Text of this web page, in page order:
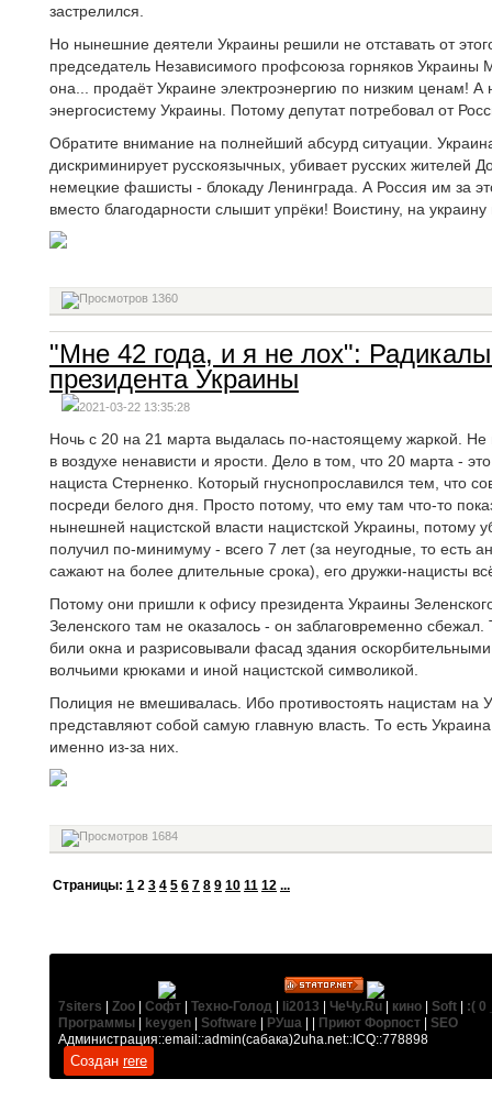
застрелился.
Но нынешние деятели Украины решили не отставать от
председатель Независимого профсоюза горняков
она... продаёт Украине электроэнергию по низким ценам! А
энергосистему Украины. Потому депутат потребовал от
Обратите внимание на полнейший абсурд ситуации.
дискриминирует русскоязычных, убивает русских жителей
немецкие фашисты - блокаду Ленинграда. А Россия им за
вместо благодарности слышит упрёки! Воистину, на
1360
"Мне 42 года, и я не лох":
президента Украины
2021-03-22 13:35:28
Ночь с 20 на 21 марта выдалась по-настоящему жаркой. Не
в воздухе ненависти и ярости. Дело в том, что 20 марта -
нациста Стерненко. Который гнуснопрославился тем, что
посреди белого дня. Просто потому, что ему там что-то
нынешней нацистской власти нацистской Украины, потому
получил по-минимуму - всего 7 лет (за неугодные, то есть
сажают на более длительные срока), его дружки-нацисты
Потому они пришли к офису президента Украины
Зеленского там не оказалось - он заблаговременно сбежал.
били окна и разрисовывали фасад здания
волчьими крюками и иной нацистской символикой.
Полиция не вмешивалась. Ибо противостоять нацистам на
представляют собой самую главную власть. То есть
именно из-за них.
1684
Cтраницы: 1 2 3 4 5 6 7 8 9 10 11 12 ...
7siters Zoo Софт Техно-Голод li2013 ЧеЧу.Ru кино Soft
:( 0
Программы
keygen Software РУша Приют Форпост
SEO
Администрация::email::admin(сабака)2uha.net::ICQ::778898
Создан rere